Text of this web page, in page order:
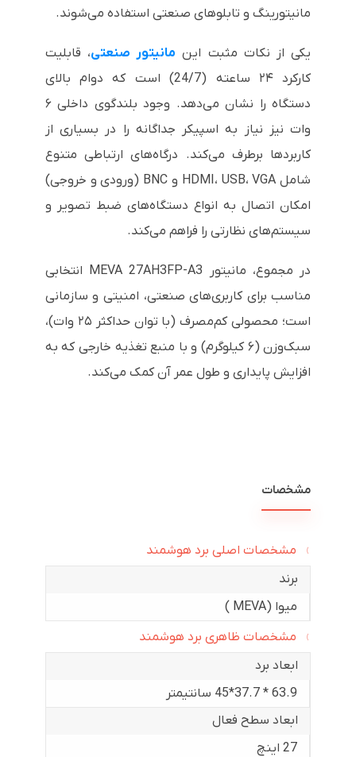
مانیتورینگ و تابلوهای صنعتی استفاده می‌شوند.
یکی از نکات مثبت این مانیتور صنعتی، قابلیت
کارکرد ۲۴ ساعته (24/7) است که دوام بالای
دستگاه را نشان می‌دهد. وجود بلندگوی داخلی ۶
وات نیز نیاز به اسپیکر جداگانه را در بسیاری از
کاربردها برطرف می‌کند. درگاه‌های ارتباطی متنوع
شامل HDMI، USB، VGA و BNC (ورودی و خروجی)
امکان اتصال به انواع دستگاه‌های ضبط تصویر و
سیستم‌های نظارتی را فراهم می‌کند.
در مجموع، مانیتور MEVA 27AH3FP-A3 انتخابی
مناسب برای کاربری‌های صنعتی، امنیتی و سازمانی
است؛ محصولی کم‌مصرف (با توان حداکثر ۲۵ وات)،
سبک‌وزن (۶ کیلوگرم) و با منبع تغذیه خارجی که به
افزایش پایداری و طول عمر آن کمک می‌کند.
مشخصات
مشخصات اصلی برد هوشمند
برند
میوا (MEVA )
مشخصات ظاهری برد هوشمند
ابعاد برد
63.9 * 37.7*45 سانتیمتر
ابعاد سطح فعال
27 اینچ